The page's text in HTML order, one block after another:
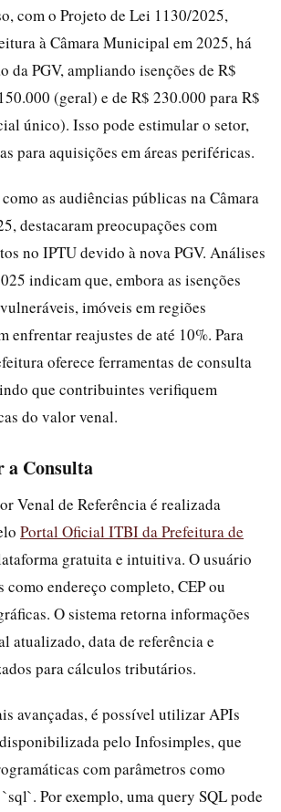
com o Projeto de Lei 1130/2025,
à Câmara Municipal em 2025, há
da PGV, ampliando isenções de R$
(geral) e de R$ 230.000 para R$
único). Isso pode estimular o setor,
para aquisições em áreas periféricas.
as audiências públicas na Câmara
destacaram preocupações com
no IPTU devido à nova PGV. Análises
indicam que, embora as isenções
imóveis em regiões
enfrentar reajustes de até 10%. Para
oferece ferramentas de consulta
que contribuintes verifiquem
do valor venal.
a Consulta
Venal de Referência é realizada
Portal Oficial ITBI da Prefeitura de
gratuita e intuitiva. O usuário
como endereço completo, CEP ou
O sistema retorna informações
atualizado, data de referência e
para cálculos tributários.
avançadas, é possível utilizar APIs
pelo Infosimples, que
com parâmetros como
Por exemplo, uma query SQL pode